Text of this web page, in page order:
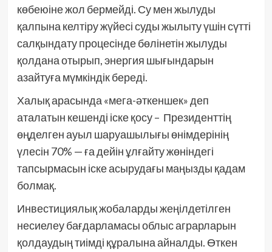
көбеюіне жол бермейді. Су мен жылуды
қалпына келтіру жүйесі суды жылыту үшін сүтті
салқындату процесінде бөлінетін жылуды
қолдана отырып, энергия шығындарын
азайтуға мүмкіндік береді.
Халық арасында «мега-әткеншек» деп
аталатын кешенді іске қосу – Президенттің
өңделген ауыл шаруашылығы өнімдерінің
үлесін 70% — ға дейін ұлғайту жөніндегі
тапсырмасын іске асырудағы маңызды қадам
болмақ.
Инвестициялық жобаларды жеңілдетілген
несиелеу бағдарламасы облыс аграрларын
қолдаудың тиімді құралына айналды. Өткен